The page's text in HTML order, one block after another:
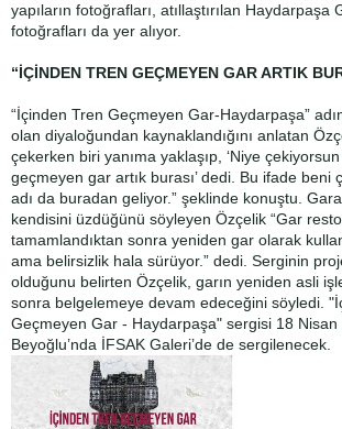
yapıların fotoğrafları, atıllaştırılan Haydarpaşa
fotoğrafları da yer alıyor.
“İÇİNDEN TREN GEÇMEYEN GAR ARTIK
“İçinden Tren Geçmeyen Gar-Haydarpaşa”
olan diyaloğundan kaynaklandığını anlatan
çekerken biri yanıma yaklaşıp, ‘Niye
geçmeyen gar artık burası’ dedi. Bu ifade beni
adı da buradan geliyor.” şeklinde konuştu.
kendisini üzdüğünü söyleyen Özçelik “Gar
tamamlandıktan sonra yeniden gar olarak
ama belirsizlik hala sürüyor.” dedi. Serginin
olduğunu belirten Özçelik, garın yeniden asli
sonra belgelemeye devam edeceğini söyledi.
Geçmeyen Gar - Haydarpaşa" sergisi 18 Nisan
Beyoğlu’nda İFSAK Galeri’de de sergilenecek.